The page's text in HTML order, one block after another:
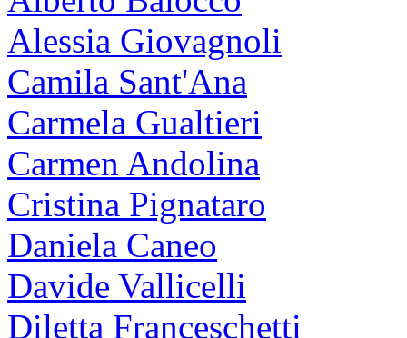
Alessia Giovagnoli
Camila Sant'Ana
Carmela Gualtieri
Carmen Andolina
Cristina Pignataro
Daniela Caneo
Davide Vallicelli
Diletta Franceschetti